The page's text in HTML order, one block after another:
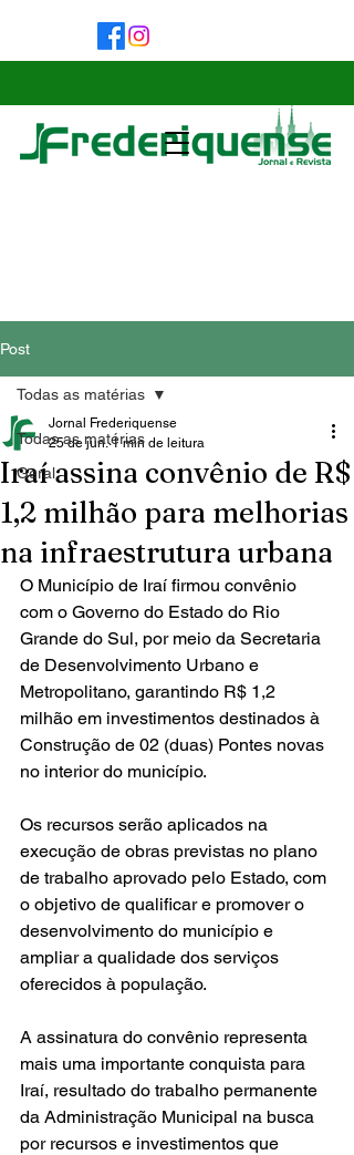
Post
Todas as matérias
Geral
Todas as matérias
Iraí assina convênio de R$
1,2 milhão para melhorias
na infraestrutura urbana
Jornal Frederiquense
25 de jun. 1 min de leitura
O Município de Iraí firmou convênio
com o Governo do Estado do Rio
Grande do Sul, por meio da Secretaria
de Desenvolvimento Urbano e
Metropolitano, garantindo R$ 1,2
milhão em investimentos destinados à
Construção de 02 (duas) Pontes novas
no interior do município.
Os recursos serão aplicados na
execução de obras previstas no plano
de trabalho aprovado pelo Estado, com
o objetivo de qualificar e promover o
desenvolvimento do município e
ampliar a qualidade dos serviços
oferecidos à população.
A assinatura do convênio representa
mais uma importante conquista para
Iraí, resultado do trabalho permanente
da Administração Municipal na busca
por recursos e investimentos que